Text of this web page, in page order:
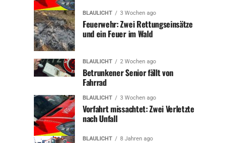
BLAULICHT 3 Wochen ago
Feuerwehr: Zwei Rettungseinsätze
und ein Feuer im Wald
BLAULICHT 2 Wochen ago
Betrunkener Senior fällt von
Fahrrad
BLAULICHT 3 Wochen ago
Vorfahrt missachtet: Zwei Verletzte
nach Unfall
BLAULICHT 8 Jahren ago